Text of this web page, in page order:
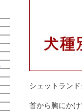
シェットラン
首から胸にか